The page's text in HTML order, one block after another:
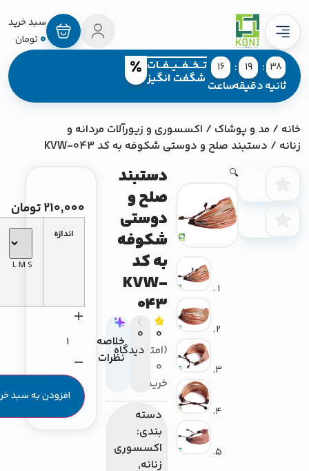
0تومان
16
ساعت
19
دقیقه
38 تــخــفــیــفــات
شگفت انگیز
/مد و پوشاک/اکسسوری و زیورآلات مردانه و
/ دستبند صلح و دوستی شکوفه به کد KVW-043
دستبند
صلح و
دوستی
شکوفه
به کد
KVW-
043
0
(امتیاز
0
خریدار}
0
دیدگاه
خلاصه
نظرات
دسته
بندی:
اکسسوری
210,000تومان
افزودن به سبد خرید